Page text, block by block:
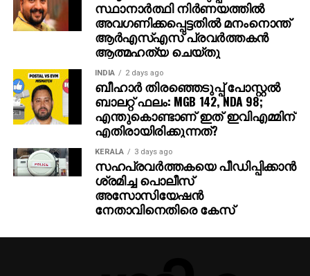
സ്ഥാനാര്‍ത്ഥി നിര്‍ണയത്തില്‍
അവഗണിക്കപ്പെട്ടതില്‍ മനംനൊന്ത്
ആര്‍എസ്എസ് പ്രവര്‍ത്തകന്‍
ആത്മഹത്യ ചെയ്തു
INDIA 2 days ago
ബീഹാർ തിരഞ്ഞെടുപ്പ് പോസ്റ്റൽ
ബാലറ്റ് ഫലം: MGB 142, NDA 98;
എന്തുകൊണ്ടാണ് ഇത് ഇവിഎമ്മിന്
എതിരായിരിക്കുന്നത്?
KERALA 3 days ago
സഹപ്രവര്‍ത്തകയെ പീഡിപ്പിക്കാന്‍
ശ്രമിച്ച പൊലീസ്
അസോസിയേഷന്‍
നേതാവിനെതിരെ കേസ്